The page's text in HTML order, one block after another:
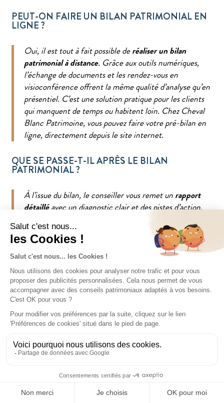
PEUT-ON FAIRE UN BILAN PATRIMONIAL EN
LIGNE ?
Oui, il est tout à fait possible deréaliser un bilan
patrimonial à distance. Grâce aux outils numériques,
l’échange de documents et les rendez-vous en
visioconférence offrent la même qualité d’analyse qu’en
présentiel. C’est une solution pratique pour les clients
qui manquent de temps ou habitent loin. Chez Cheval
Blanc Patrimoine, vous pouvez faire votre pré-bilan en
ligne, directement depuis le site internet.
QUE SE PASSE-T-IL APRÈS LE BILAN
PATRIMONIAL ?
À l’issue du bilan, le conseiller vous remet un rapport
détailléavec un diagnostic clair et des pistes d’action.
recommandations , avec ou sans accompagnement. Chez
Cheval Blanc Patrimoine, nos conseillers restent
disponibles pourassurer le suivi et ajuster la stratégie
dans le temps.
FAUT-IL ÊTRE RICHE POUR FAIRE UN BILAN
PATRIMONIAL ?
Non,le bilan patrimonial ne s’adresse pas uniquement
aux grandes fortunes. Il est utile à toute personne
souhaitantorganiser, optimiser ou sécuriser son
d’avoir des objectifs à clarifier ou des décisions
importantes à prendre pour son avenir financier.
CONTACTEZ-NOUS